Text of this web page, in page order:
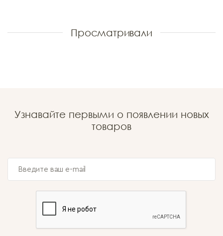
Просматривали
Узнавайте первыми о появлении новых
товаров